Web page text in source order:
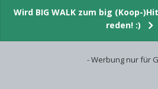
Wird BIG WALK zum big (Koop-
reden! :)
- Werbung nur für